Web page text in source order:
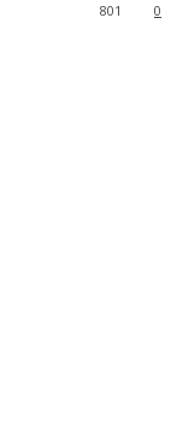
0
801